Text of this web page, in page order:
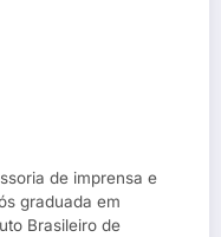
de imprensa e
graduada em
Brasileiro de